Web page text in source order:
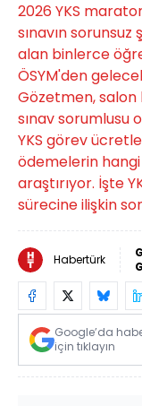
2026 YKS
sınavın
alan binlerce
ÖSYM'den
Gözetmen, salon
sınav sorumlusu
YKS görev
ödemelerin hangi
araştırıyor. İşte
sürecine ilişkin
Habertürk
Google’da
için tıklayın